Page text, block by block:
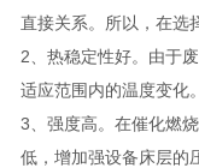
直接关系。所以，在选
2、热稳定性好。由于
适应范围内的温度变化
3、强度高。在催化燃
低，增加强设备床层的